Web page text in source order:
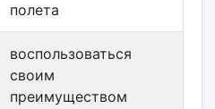
полета
воспользоваться
своим
преимуществом